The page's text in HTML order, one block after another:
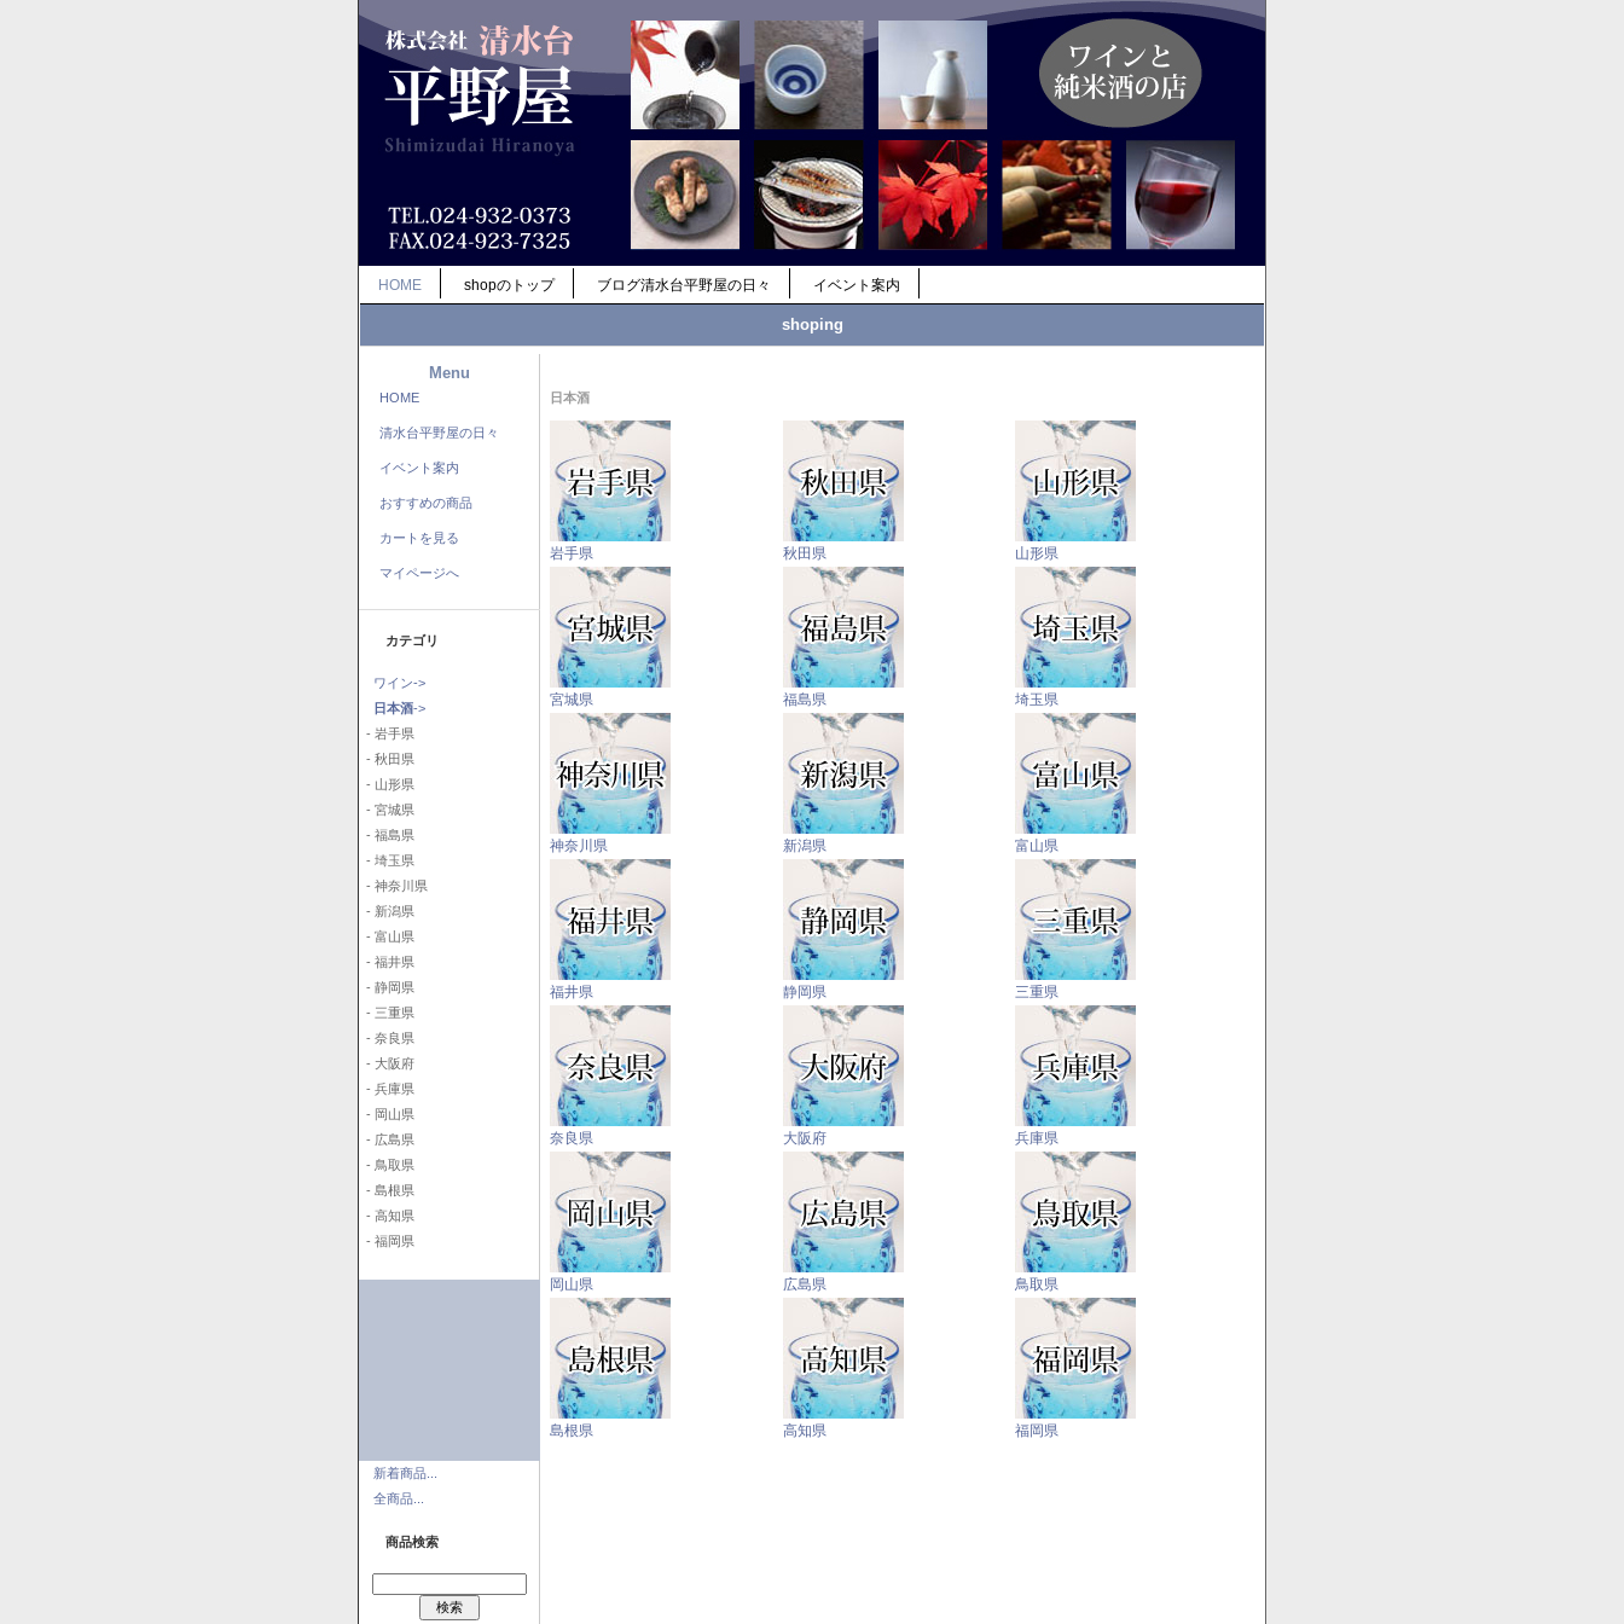
HOME shopのトップ ブログ清水台平野屋の日々 イベント案内
shoping
Menu
HOME
清水台平野屋の日々
イベント案内
おすすめの商品
カートを見る
マイページへ
カテゴリ
ワイン->
日本酒->
- 岩手県
- 秋田県
- 山形県
- 宮城県
- 福島県
- 埼玉県
- 神奈川県
- 新潟県
- 富山県
- 福井県
- 静岡県
- 三重県
- 奈良県
- 大阪府
- 兵庫県
- 岡山県
- 広島県
- 鳥取県
- 島根県
- 高知県
- 福岡県
新着商品...
全商品...
商品検索
日本酒
岩手県 秋田県 山形県
宮城県 福島県 埼玉県
神奈川県 新潟県 富山県
福井県 静岡県 三重県
奈良県 大阪府 兵庫県
岡山県 広島県 鳥取県
島根県 高知県 福岡県